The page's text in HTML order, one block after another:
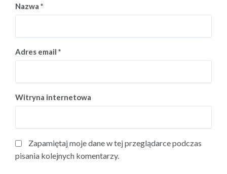
Nazwa *
Adres email *
Witryna internetowa
Zapamiętaj moje dane w tej przeglądarce podczas
pisania kolejnych komentarzy.